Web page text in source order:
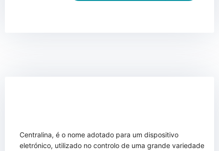
Centralina, é o nome adotado para um dispositivo
eletrónico, utilizado no controlo de uma grande variedade